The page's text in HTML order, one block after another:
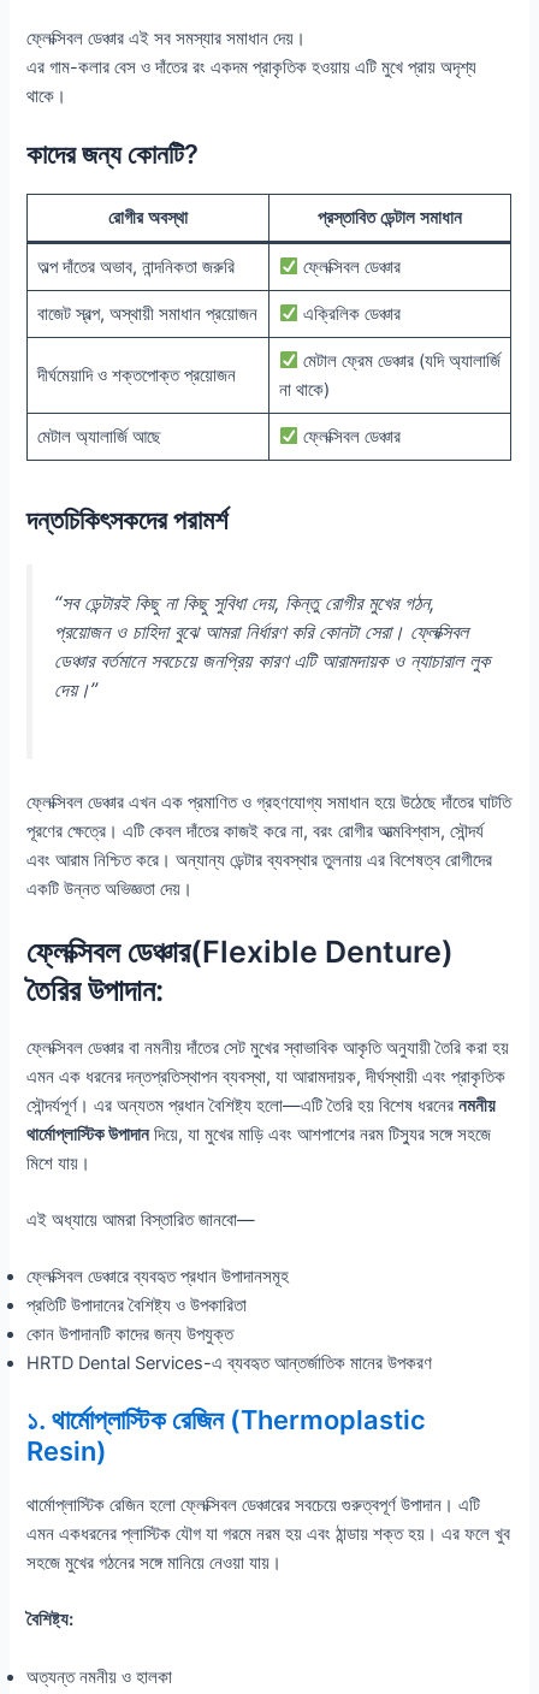
ফ্লেক্সিবল ডেঞ্চার এই সব সমস্যার সমাধান দেয়।
এর গাম-কলার বেস ও দাঁতের রং একদম প্রাকৃতিক হওয়ায় এটি মুখে প্রায় অদৃশ্য
থাকে।
কাদের জন্য কোনটি?
রোগীর অবস্থা প্রস্তাবিত ডেন্টাল সমাধান
অল্প দাঁতের অভাব, নান্দনিকতা জরুরি ফ্লেক্সিবল ডেঞ্চার
বাজেট স্বল্প, অস্থায়ী সমাধান প্রয়োজন এক্রিলিক ডেঞ্চার
দীর্ঘমেয়াদি ও শক্তপোক্ত প্রয়োজন
মেটাল ফ্রেম ডেঞ্চার (যদি অ্যালার্জি
না থাকে)
মেটাল অ্যালার্জি আছে ফ্লেক্সিবল ডেঞ্চার
দন্তচিকিৎসকদের পরামর্শ
“সব ডেন্টারই কিছু না কিছু সুবিধা দেয়, কিন্তু রোগীর মুখের গঠন,
প্রয়োজন ও চাহিদা বুঝে আমরা নির্ধারণ করি কোনটা সেরা। ফ্লেক্সিবল
ডেঞ্চার বর্তমানে সবচেয়ে জনপ্রিয় কারণ এটি আরামদায়ক ও ন্যাচারাল লুক
দেয়।”
ফ্লেক্সিবল ডেঞ্চার এখন এক প্রমাণিত ও গ্রহণযোগ্য সমাধান হয়ে উঠেছে দাঁতের ঘাটতি
পূরণের ক্ষেত্রে। এটি কেবল দাঁতের কাজই করে না, বরং রোগীর আত্মবিশ্বাস, সৌন্দর্য
এবং আরাম নিশ্চিত করে। অন্যান্য ডেন্টার ব্যবস্থার তুলনায় এর বিশেষত্ব রোগীদের
একটি উন্নত অভিজ্ঞতা দেয়।
ফ্লেক্সিবল ডেঞ্চার(Flexible Denture)
তৈরির উপাদান:
ফ্লেক্সিবল ডেঞ্চার বা নমনীয় দাঁতের সেট মুখের স্বাভাবিক আকৃতি অনুযায়ী তৈরি করা হয়
এমন এক ধরনের দন্তপ্রতিস্থাপন ব্যবস্থা, যা আরামদায়ক, দীর্ঘস্থায়ী এবং প্রাকৃতিক
সৌন্দর্যপূর্ণ। এর অন্যতম প্রধান বৈশিষ্ট্য হলো—এটি তৈরি হয় বিশেষ ধরনেরনমনীয়
থার্মোপ্লাস্টিক উপাদানদিয়ে, যা মুখের মাড়ি এবং আশপাশের নরম টিস্যুর সঙ্গে সহজে
মিশে যায়।
এই অধ্যায়ে আমরা বিস্তারিত জানবো—
ফ্লেক্সিবল ডেঞ্চারে ব্যবহৃত প্রধান উপাদানসমূহ
প্রতিটি উপাদানের বৈশিষ্ট্য ও উপকারিতা
কোন উপাদানটি কাদের জন্য উপযুক্ত
HRTD Dental Services-এ ব্যবহৃত আন্তর্জাতিক মানের উপকরণ
১. থার্মোপ্লাস্টিক রেজিন (Thermoplastic
Resin)
থার্মোপ্লাস্টিক রেজিন হলো ফ্লেক্সিবল ডেঞ্চারের সবচেয়ে গুরুত্বপূর্ণ উপাদান। এটি
এমন একধরনের প্লাস্টিক যৌগ যা গরমে নরম হয় এবং ঠান্ডায় শক্ত হয়। এর ফলে খুব
সহজে মুখের গঠনের সঙ্গে মানিয়ে নেওয়া যায়।
বৈশিষ্ট্য:
অত্যন্ত নমনীয় ও হালকা